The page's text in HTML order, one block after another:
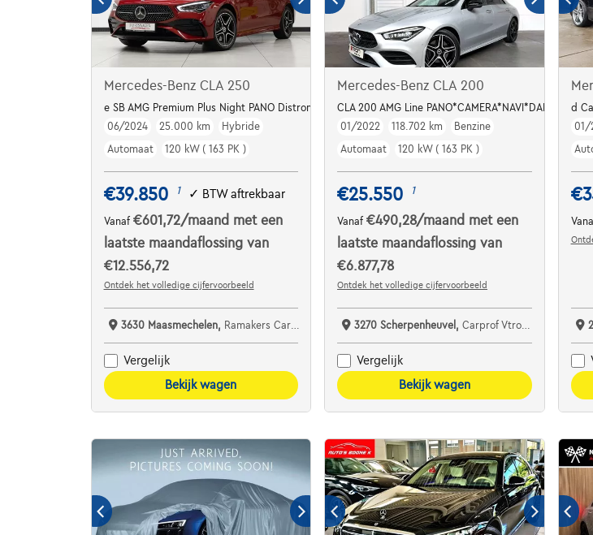
Mercedes-Benz CLA 250
e SB AMG Premium Plus Night PANO Distronic+ Leder
06/2024
25.000 km
Hybride
Automaat
120 kW ( 163 PK )
€39.850 1 ✓ BTW aftrekbaar
Vanaf €601,72/maand met een
laatste maandaflossing van
€12.556,72
Ontdek het volledige cijfervoorbeeld
3630 Maasmechelen, Ramakers Car Center
Vergelijk
Bekijk wagen
Mercedes-Benz CLA 200
CLA 200 AMG Line
01/2022
118.702 km
Benzine
Automaat
120 kW ( 163 PK )
€25.550 1
Vanaf€490,28/maand met een
laatste maandaflossing van
€6.877,78
Ontdek het volledige cijfervoorbeeld
3270 Scherpenheuvel,Carprof Vtron Mobility
Vergelijk
Bekijk wagen
d
01/